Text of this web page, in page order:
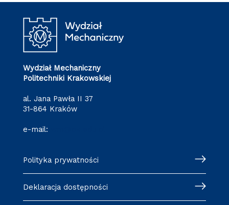
Wydział Mechaniczny
Politechniki Krakowskiej
al. Jana Pawła II 37
31-864 Kraków
e-mail:
Polityka prywatności
Deklaracja dostępności